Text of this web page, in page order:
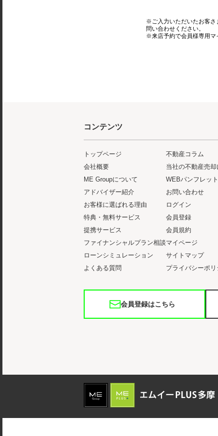
※ご入力いただいたお客さ
問い合わせください。
※来店予約で会員様専用マ
コンテンツ
トップページ
会社概要
ME Groupについて
アドバイザー紹介
お客様に選ばれる理由
特典・無料サービス
提携サービス
ファイナンシャルプラン相談
ローンシミュレーション
よくある質問
不動産コラム
当社の不動産売
WEBパンフレット
お問い合わせ
ログイン
会員登録
会員規約
マイページ
サイトマップ
プライバシーポリ
会員登録はこちら